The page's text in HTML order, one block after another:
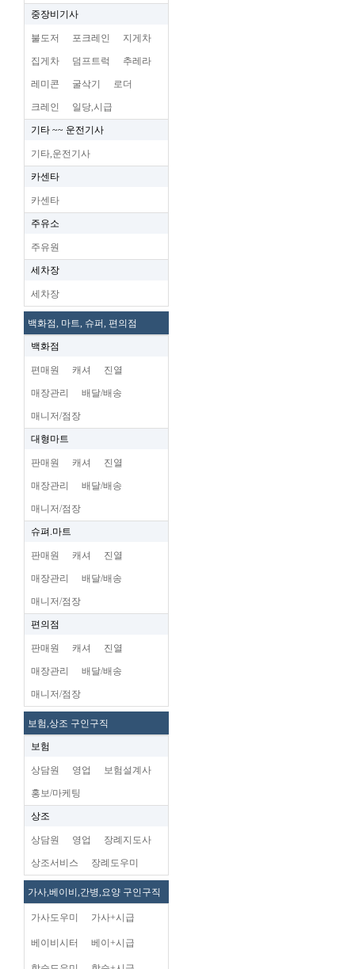
중장비기사
불도저 포크레인 지게차
집게차 덤프트럭 추레라
레미콘 굴삭기 로더
크레인 일당,시급
기타 ~~ 운전기사
기타,운전기사
카센타
카센타
주유소
주유원
세차장
세차장
백화점, 마트, 슈퍼, 편의점
백화점
편매원 캐셔 진열
매장관리 배달/배송
매니저/점장
대형마트
판매원 캐셔 진열
매장관리 배달/배송
매니저/점장
슈펴.마트
판매원 캐셔 진열
매장관리 배달/배송
매니저/점장
편의점
판매원 캐셔 진열
매장관리 배달/배송
매니저/점장
보험,상조 구인구직
보험
상담원 영업 보험설계사
홍보/마케팅
상조
상담원 영업 장례지도사
상조서비스 장례도우미
가사,베이비,간병,요양 구인구직
가사도우미 가사+시급
베이비시터 베이+시급